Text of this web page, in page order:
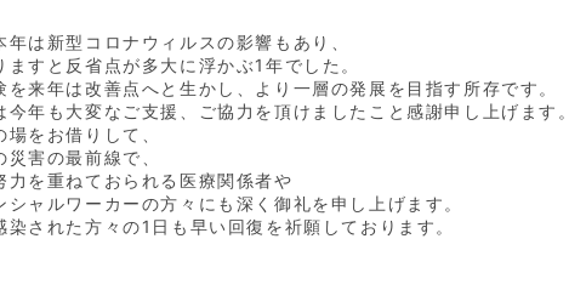
年は新型コロナウィルスの影響もあり、
ますと反省点が多大に浮かぶ1年でした。
を来年は改善点へと生かし、より一層の発展を目指す所存です。
今年も大変なご支援、ご協力を頂けましたこと感謝申し上げます。
場をお借りして、
災害の最前線で、
力を重ねておられる医療関係者や
シャルワーカーの方々にも深く御礼を申し上げます。
染された方々の1日も早い回復を祈願しております。